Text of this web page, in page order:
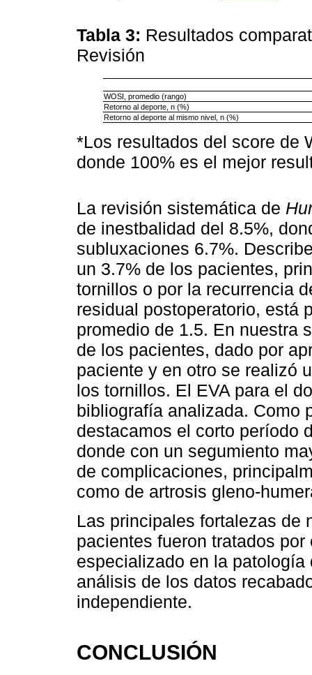
Tabla 3: Resultados
Revisión
WOSI, promedio (rango)
Retorno al deporte, n (%)
Retorno al deporte al mismo nivel, n (%)
*Los resultados del score de
donde 100% es el mejor
La revisión sistemática de
de inestbalidad del 8.5%,
subluxaciones 6.7%.
un 3.7% de los pacientes,
tornillos o por la recurrencia
residual postoperatorio, está
promedio de 1.5. En nuestra
de los pacientes, dado por
paciente y en otro se realizó
los tornillos. El EVA para el
bibliografía analizada. Como
destacamos el corto período
donde con un segumiento
de complicaciones,
como de artrosis gleno-
Las principales fortalezas de
pacientes fueron tratados
especializado en la
análisis de los datos
independiente.
CONCLUSIÓN